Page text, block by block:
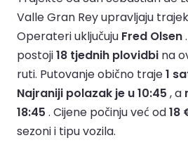
Valle Gran Rey upravljaju
Operateri uključuju Fred Olsen.
postoji18 tjednih plovidbi na
ruti. Putovanje obično traje1
Najraniji polazak je u 10:45 , a
18:45 . Cijene počinju već od18
sezoni i tipu vozila.